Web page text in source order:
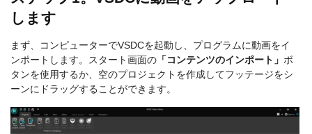
します
まず、コンピューターでVSDCを起動し、プログラムに動画をイ
ンポートします。スタート画面の 「コンテンツのインポート」 ボ
タンを使用するか、空のプロジェクトを作成してフッテージをシ
ーンにドラッグすることができます。